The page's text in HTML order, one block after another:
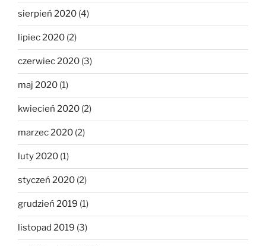
sierpień 2020 (4)
lipiec 2020 (2)
czerwiec 2020 (3)
maj 2020 (1)
kwiecień 2020 (2)
marzec 2020 (2)
luty 2020 (1)
styczeń 2020 (2)
grudzień 2019 (1)
listopad 2019 (3)